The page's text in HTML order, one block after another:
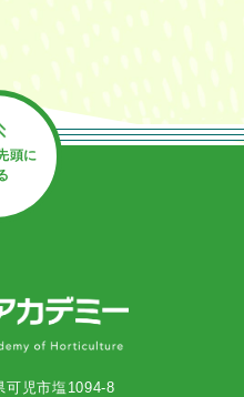
頭に
可児市塩1094-8